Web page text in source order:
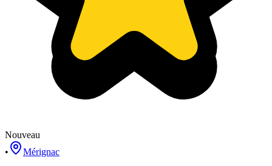
Nouveau
•
Mérignac